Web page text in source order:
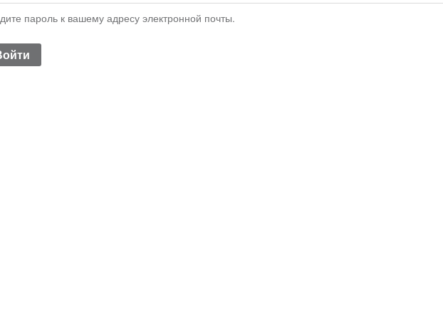
пароль к вашему адресу электронной почты.